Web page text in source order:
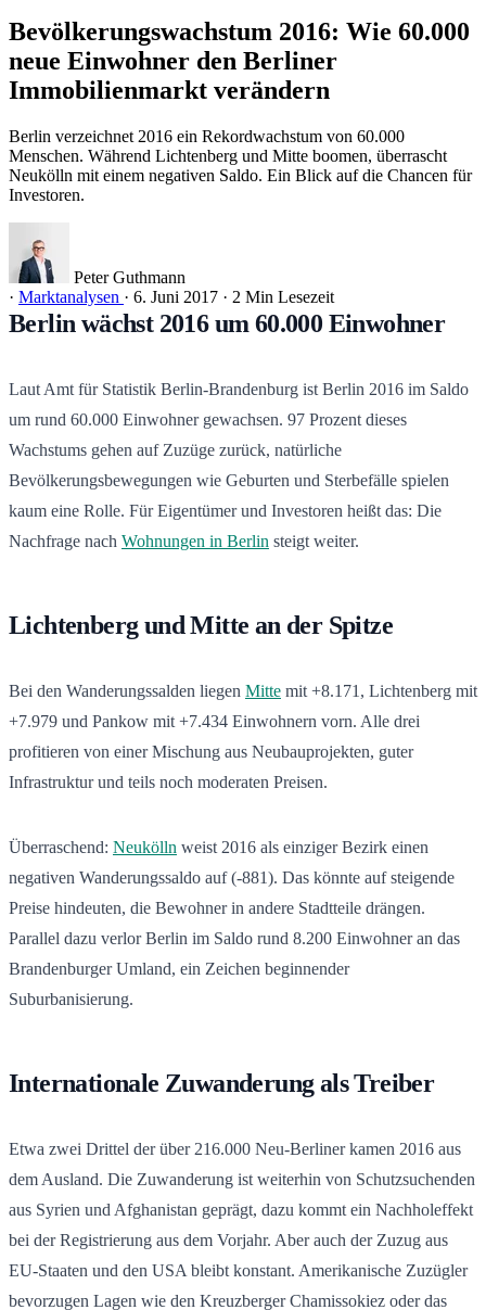
Bevölkerungswachstum 2016: Wie 60.000
neue Einwohner den Berliner
Immobilienmarkt verändern
Berlin verzeichnet 2016 ein Rekordwachstum von 60.000
Menschen. Während Lichtenberg und Mitte boomen, überrascht
Neukölln mit einem negativen Saldo. Ein Blick auf die Chancen für
Investoren.
Peter Guthmann
· Marktanalysen · 6. Juni 2017 · 2 Min Lesezeit
Berlin wächst 2016 um 60.000 Einwohner
Laut Amt für Statistik Berlin-Brandenburg ist Berlin 2016 im Saldo
um rund 60.000 Einwohner gewachsen. 97 Prozent dieses
Wachstums gehen auf Zuzüge zurück, natürliche
Bevölkerungsbewegungen wie Geburten und Sterbefälle spielen
kaum eine Rolle. Für Eigentümer und Investoren heißt das: Die
Nachfrage nach Wohnungen in Berlin steigt weiter.
Lichtenberg und Mitte an der Spitze
Bei den Wanderungssalden liegen Mitte mit +8.171, Lichtenberg mit
+7.979 und Pankow mit +7.434 Einwohnern vorn. Alle drei
profitieren von einer Mischung aus Neubauprojekten, guter
Infrastruktur und teils noch moderaten Preisen.
Überraschend: Neukölln weist 2016 als einziger Bezirk einen
negativen Wanderungssaldo auf (-881). Das könnte auf steigende
Preise hindeuten, die Bewohner in andere Stadtteile drängen.
Parallel dazu verlor Berlin im Saldo rund 8.200 Einwohner an das
Brandenburger Umland, ein Zeichen beginnender
Suburbanisierung.
Internationale Zuwanderung als Treiber
Etwa zwei Drittel der über 216.000 Neu-Berliner kamen 2016 aus
dem Ausland. Die Zuwanderung ist weiterhin von Schutzsuchenden
aus Syrien und Afghanistan geprägt, dazu kommt ein Nachholeffekt
bei der Registrierung aus dem Vorjahr. Aber auch der Zuzug aus
EU-Staaten und den USA bleibt konstant. Amerikanische Zuzügler
bevorzugen Lagen wie den Kreuzberger Chamissokiez oder das